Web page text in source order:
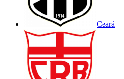
Ceará